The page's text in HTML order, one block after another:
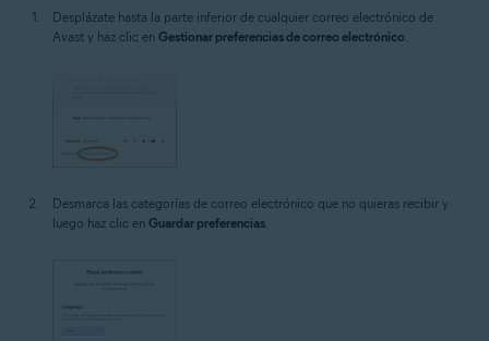
Desplázate hasta la parte inferior de cualquier correo electrónico de
Avast y haz clic en Gestionar preferencias de correo electrónico.
Desmarca las categorías de correo electrónico que no quieras recibir y
luego haz clic en Guardar preferencias